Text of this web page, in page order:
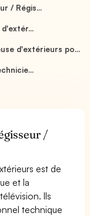
/ Régis...
d'extérieurs po...
/
est de
et la
Ils
technique